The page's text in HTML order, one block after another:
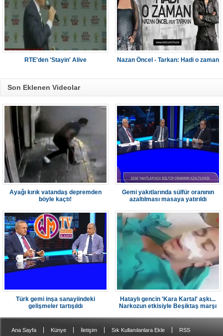
RTE'den 'Stayin' Alive Nazan Öncel - Tarkan: Hadi o zaman
Son Eklenen Videolar
Ayağı kırık vatandaş depremden
böyle kaçtı!
Gemi yakıtlarında sülfür oranının
azaltılması masaya yatırıldı
Türk gemi inşa sanayiindeki
gelişmeler tartışıldı
Hataylı gencin 'Kara Kartal' aşkı...
Narkozun etkisiyle Beşiktaş marşı
Ana Sayfa Künye İletişim Sık Kullanılanlara Ekle RSS